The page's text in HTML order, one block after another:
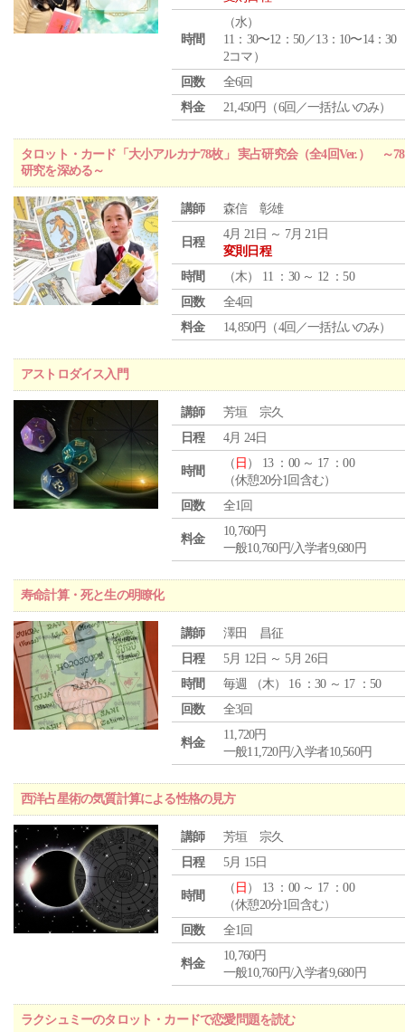
時間
（水）
11：30〜12：50／13：10〜14：30
2コマ）
回数
全6回
料金
21,450円（6回／一括払いのみ）
タロット・カード「大小アルカナ78枚」 実占研究会（全4回Ver.） ～
研究を深める～
講師 森信 彰雄
日程
4月 21日 ～ 7月 21日
変則日程
時間
（木） 11 ：30 ～ 12 ：50
回数
全4回
料金
14,850円（4回／一括払いのみ）
アストロダイス入門
講師
芳垣 宗久
日程
4月 24日
時間
（ 日 ） 13 ：00 ～ 17 ：00
（休憩20分1回含む）
回数
全1回
料金
10,760円
一般10,760円/入学者9,680円
寿命計算・死と生の明瞭化
講師
澤田 昌征
日程
5月 12日 ～ 5月 26日
時間
毎週 （木） 16 ：30 ～ 17 ：50
回数
全3回
料金
11,720円
一般11,720円/入学者10,560円
西洋占星術の気質計算による性格の見方
講師
芳垣 宗久
日程
5月 15日
時間
（ 日 ） 13 ：00 ～ 17 ：00
（休憩20分1回含む）
回数
全1回
料金
10,760円
一般10,760円/入学者9,680円
ラクシュミーのタロット・カードで恋愛問題を読む